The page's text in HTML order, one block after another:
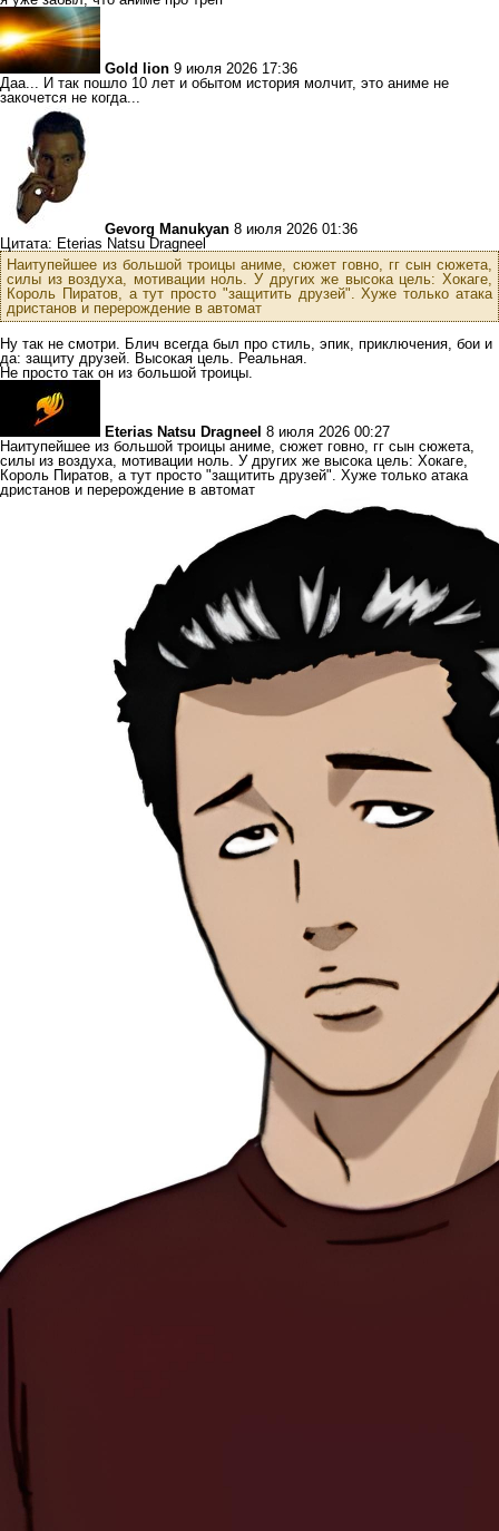
Gold lion 9 июля 2026 17:36
Даа... И так пошло 10 лет и обытом история молчит, это аниме не
закочется не когда...
Gevorg Manukyan 8 июля 2026 01:36
Цитата: Eterias Natsu Dragneel
Наитупейшее из большой троицы аниме, сюжет говно, гг сын сюжета,
силы из воздуха, мотивации ноль. У других же высока цель: Хокаге,
Король Пиратов, а тут просто "защитить друзей". Хуже только атака
дристанов и перерождение в автомат
Ну так не смотри. Блич всегда был про стиль, эпик, приключения, бои и
да: защиту друзей. Высокая цель. Реальная.
Не просто так он из большой троицы.
Eterias Natsu Dragneel 8 июля 2026 00:27
Наитупейшее из большой троицы аниме, сюжет говно, гг сын сюжета,
силы из воздуха, мотивации ноль. У других же высока цель: Хокаге,
Король Пиратов, а тут просто "защитить друзей". Хуже только атака
дристанов и перерождение в автомат